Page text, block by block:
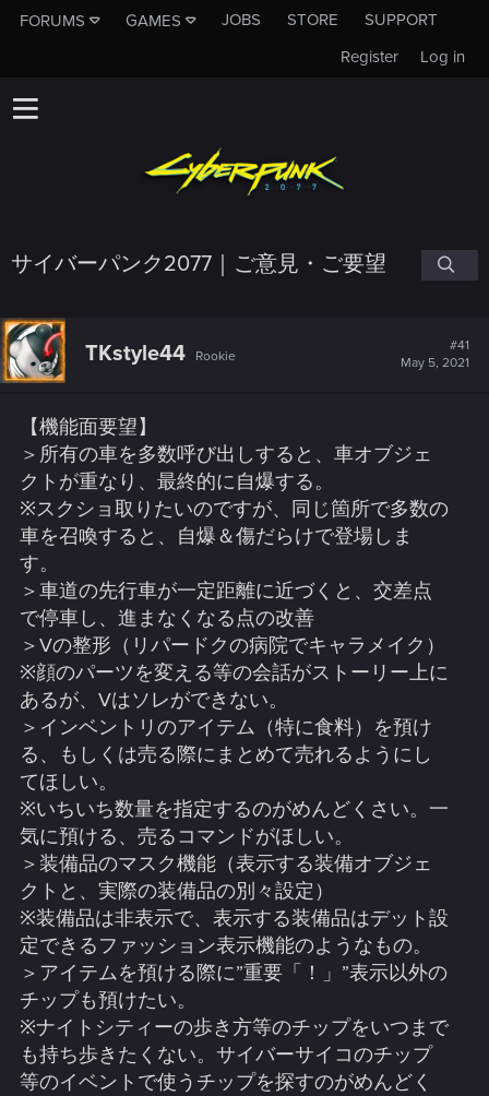
FORUMS GAMES JOBS STORE
SUPPORT
Log in
Register
サイバーパンク2077｜ご意見・ご要望
TKstyle44 Rookie
#41
May 5, 2021
【機能面要望】
＞所有の車を多数呼び出しすると、車オブジェ
クトが重なり、最終的に自爆する。
※スクショ取りたいのですが、同じ箇所で多数の
車を召喚すると、自爆＆傷だらけで登場しま
す。
＞車道の先行車が一定距離に近づくと、交差点
で停車し、進まなくなる点の改善
＞Vの整形（リパードクの病院でキャラメイク）
※顔のパーツを変える等の会話がストーリー上に
あるが、Vはソレができない。
＞インベントリのアイテム（特に食料）を預け
る、もしくは売る際にまとめて売れるようにし
てほしい。
※いちいち数量を指定するのがめんどくさい。一
気に預ける、売るコマンドがほしい。
＞装備品のマスク機能（表示する装備オブジェ
クトと、実際の装備品の別々設定）
※装備品は非表示で、表示する装備品はデット設
定できるファッション表示機能のようなもの。
＞アイテムを預ける際に”重要「！」”表示以外の
チップも預けたい。
※ナイトシティーの歩き方等のチップをいつまで
も持ち歩きたくない。サイバーサイコのチップ
等のイベントで使うチップを探すのがめんどく